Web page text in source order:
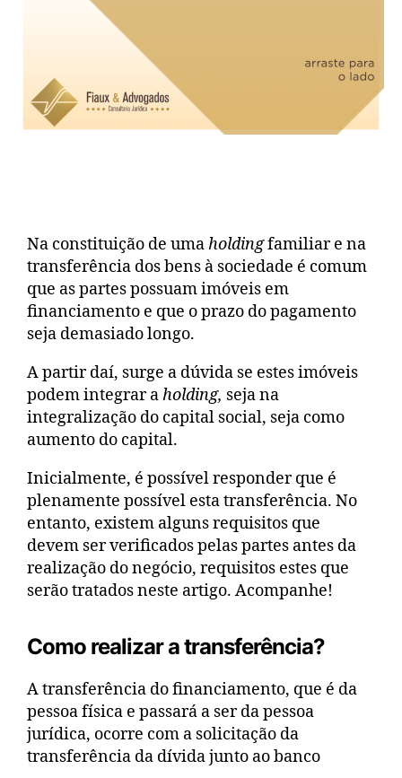
Na constituição de umaholdingfamiliar e na
transferência dos bens à sociedade é comum
que as partes possuam imóveis em
financiamento e que o prazo do pagamento
seja demasiado longo.
A partir daí, surge a dúvida se estes imóveis
podem integrar aholding, seja na
integralização do capital social, seja como
aumento do capital.
Inicialmente, é possível responder que é
plenamente possível esta transferência. No
entanto, existem alguns requisitos que
devem ser verificados pelas partes antes da
realização do negócio, requisitos estes que
serão tratados neste artigo. Acompanhe!
Como realizar a transferência?
A transferência do financiamento, que é da
pessoa física e passará a ser da pessoa
jurídica, ocorre com a solicitação da
transferência da dívida junto ao banco